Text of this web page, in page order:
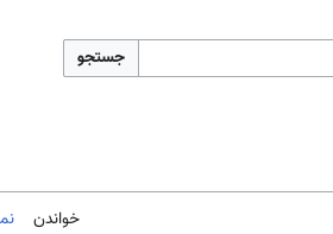
جستجو
خواندن